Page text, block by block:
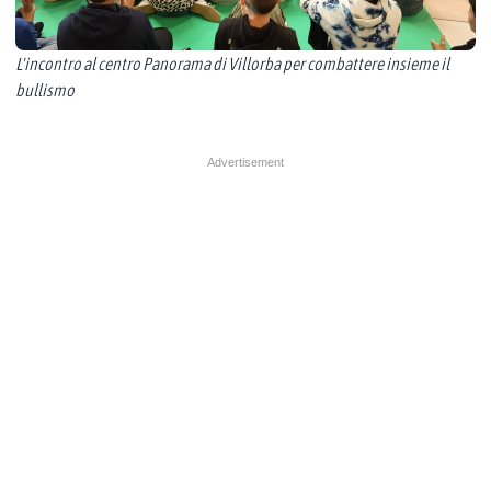
L'incontro al centro Panorama di Villorba per combattere insieme il
bullismo